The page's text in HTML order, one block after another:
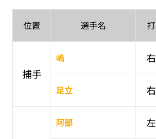
位置 選手名 打
捕手
嶋 右
足立 右
阿部 左